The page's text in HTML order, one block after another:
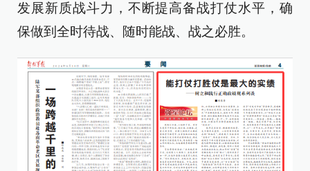
发展新质战斗力，不断提高备战打仗水平，确
保做到全时待战、随时能战、战之必胜。